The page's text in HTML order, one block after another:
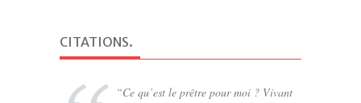
CITATIONS.
Ce qu’est le prêtre pour moi ? Vivant
Le monde tourne, la croix demeure